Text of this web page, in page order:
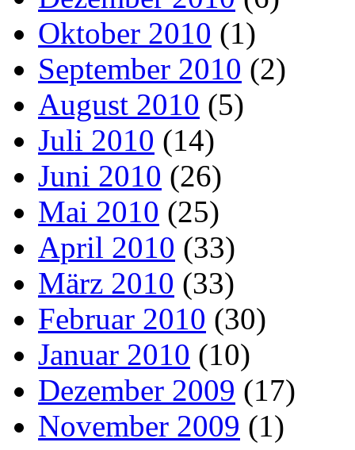
Oktober 2010 (1)
September 2010 (2)
August 2010 (5)
Juli 2010 (14)
Juni 2010 (26)
Mai 2010 (25)
April 2010 (33)
März 2010 (33)
Februar 2010 (30)
Januar 2010 (10)
Dezember 2009 (17)
November 2009 (1)